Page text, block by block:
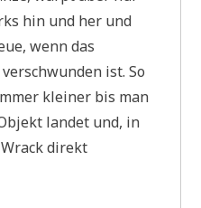
hin und her und
wenn das
ist. So
kleiner bis man
landet und, in
direkt